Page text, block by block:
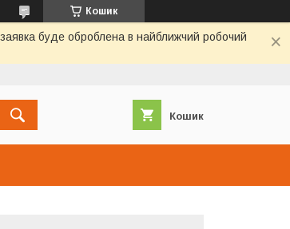
Кошик
буде оброблена в найближчий робочий
Кошик